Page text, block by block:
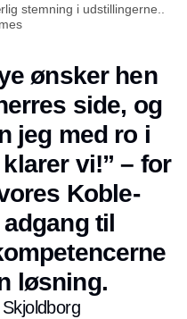
stemning i udstillingerne..
ønsker hen
side, og
jeg med ro i
vi!” – for
Koble-
til
løsning.